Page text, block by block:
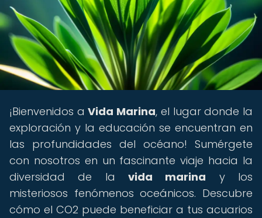
¡Bienvenidos aVida Marina, el lugar donde la
exploración y la educación se encuentran en
las profundidades del océano! Sumérgete
con nosotros en un fascinante viaje hacia la
diversidad de la vida marina y los
misteriosos fenómenos oceánicos. Descubre
cómo el CO2 puede beneficiar a tus acuarios